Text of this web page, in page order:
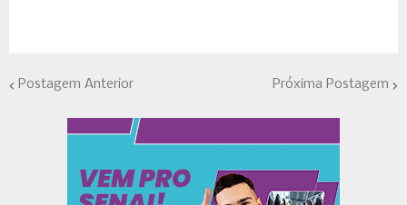
Postagem Anterior Próxima Postagem